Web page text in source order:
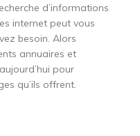
d’informations
internet peut vous
besoin. Alors
annuaires et
pour
qu’ils offrent.